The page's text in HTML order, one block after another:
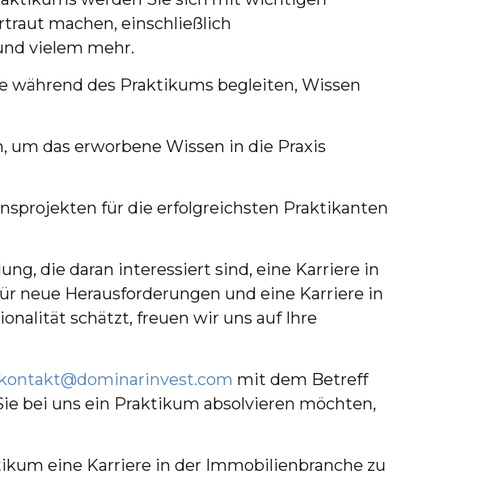
machen, einschließlich
vielem mehr.
während des Praktikums begleiten, Wissen
um das erworbene Wissen in die Praxis
für die erfolgreichsten Praktikanten
die daran interessiert sind, eine Karriere in
neue Herausforderungen und eine Karriere in
schätzt, freuen wir uns auf Ihre
mit dem Betreff
bei uns ein Praktikum absolvieren möchten,
eine Karriere in der Immobilienbranche zu